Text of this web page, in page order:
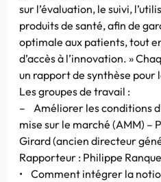
sur l’évaluation, le suivi,
produits de santé, afin de
optimale aux patients, tout
d’accès à l’innovation. »
un rapport de synthèse pour
Les groupes de travail :
– Améliorer les conditions
mise sur le marché (AMM) –
Girard (ancien directeur
Rapporteur : Philippe
• Comment intégrer la